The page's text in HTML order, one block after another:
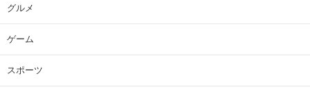
グルメ
ゲーム
スポーツ